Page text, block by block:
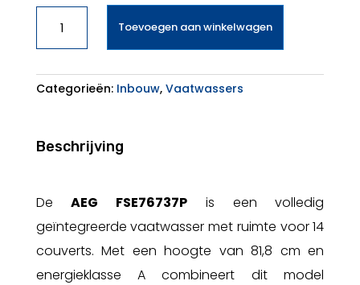
FSE76737P
aantal
Toevoegen aan winkelwagen
Categorieën: Inbouw, Vaatwassers
Beschrijving
DeAEG FSE76737P is een volledig
geïntegreerde vaatwasser met ruimte voor 14
couverts. Met een hoogte van 81,8 cm en
energieklasse A combineert dit model